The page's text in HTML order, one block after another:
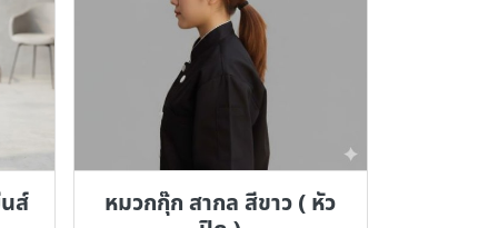
ส์
หมวกกุ๊ก สากล สีขาว ( หัว